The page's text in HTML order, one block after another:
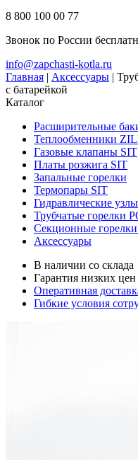
8 800 100 00 77
Звонок по России
info@zapchasti-kotla.ru
Главная | Аксессуары |
с батарейкой
Каталог
Расширительные
Теплообменники
Газовые клапаны SIT
Платы розжига SIT
Запальные горелки
Термопары SIT
Гидравлические узлы
Трубчатые горелки
Секционные
Аксессуары
В наличии со склада
Гарантия низких цен
Оперативная
Гибкие условия